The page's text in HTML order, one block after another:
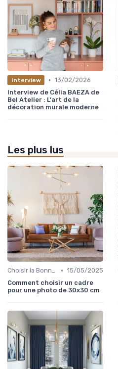
Interview • 13/02/2026
Interview de Célia BAEZA de
Bel Atelier : L'art de la
décoration murale moderne
Les plus lus
Choisir la Bonne Taille et le Bon Format • 15/05/2025
Comment choisir un cadre
pour une photo de 30x30 cm